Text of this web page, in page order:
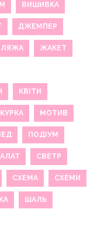
ВИШИВКА
ДЖЕМПЕР
ЖАКЕТ
КВІТИ
КУРКА МОТИВ
ПОДІУМ
СВЕТР
СХЕМА СХЕМИ
ШАЛЬ